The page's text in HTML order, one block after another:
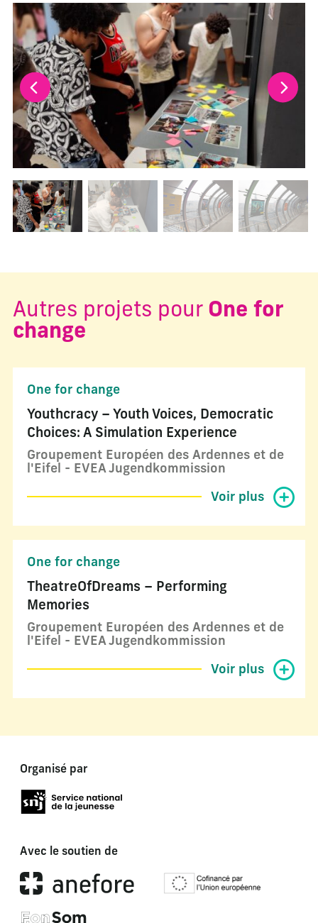
La modification de la diapositive actuelle de ce
Changer la diapositive actuelle de ce carrousel
Autres projets pour One for
change
One for change
Youthcracy – Youth Voices, Democratic
Choices: A Simulation Experience
Groupement Européen des Ardennes et de
l'Eifel - EVEA Jugendkommission
Voir plus
One for change
TheatreOfDreams – Performing
Memories
Groupement Européen des Ardennes et de
l'Eifel - EVEA Jugendkommission
Voir plus
Organisé par
Avec le soutien de